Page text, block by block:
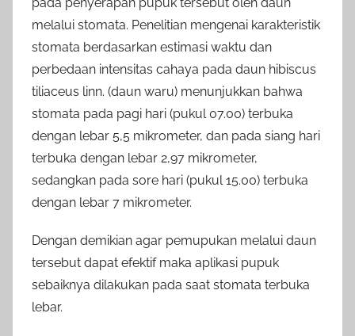
melalui stomata. Penelitian mengenai karakteristik
stomata berdasarkan estimasi waktu dan
perbedaan intensitas cahaya pada daun hibiscus
tiliaceus linn. (daun waru) menunjukkan bahwa
stomata pada pagi hari (pukul 07.00) terbuka
dengan lebar 5,5 mikrometer, dan pada siang hari
terbuka dengan lebar 2,97 mikrometer,
sedangkan pada sore hari (pukul 15.00) terbuka
dengan lebar 7 mikrometer.
Dengan demikian agar pemupukan melalui daun
tersebut dapat efektif maka aplikasi pupuk
sebaiknya dilakukan pada saat stomata terbuka
lebar.